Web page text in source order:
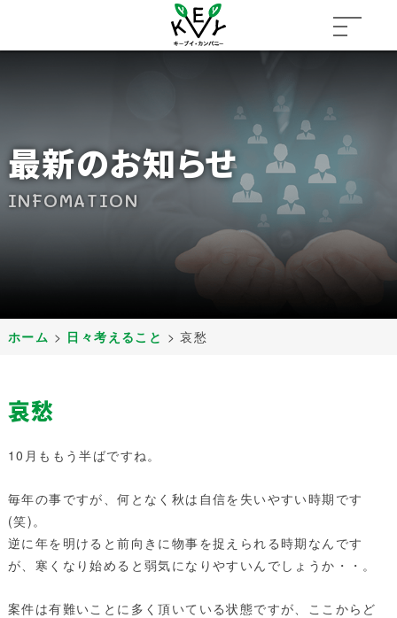
最新のお知らせ
INFOMATION
ホーム > 日々考えること >哀愁
哀愁
10月ももう半ばですね。
毎年の事ですが、何となく秋は自信を失いやすい時期です
(笑)。
逆に年を明けると前向きに物事を捉えられる時期なんです
が、寒くなり始めると弱気になりやすいんでしょうか・・。
案件は有難いことに多く頂いている状態ですが、ここからど